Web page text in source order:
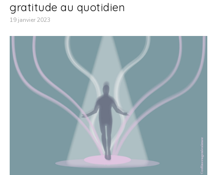
gratitude au quotidien
19 janvier 2023